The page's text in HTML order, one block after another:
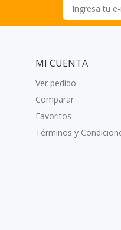
MI CUENTA
Ver pedido
Comparar
Favoritos
Términos y